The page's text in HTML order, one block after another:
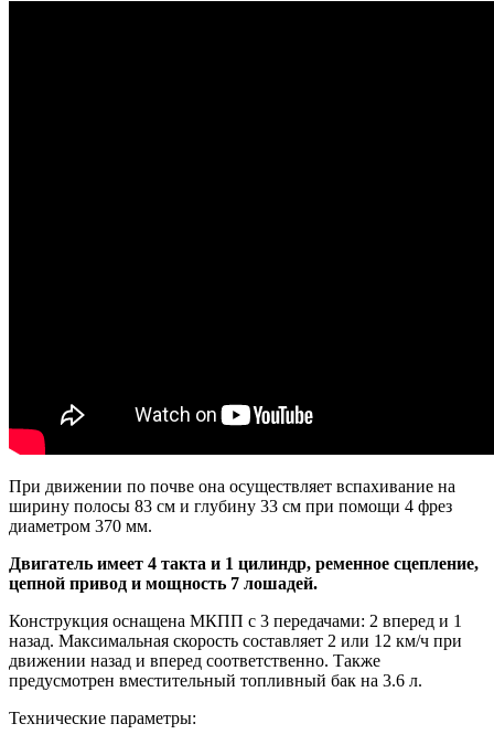
При движении по почве она осуществляет вспахивание на
ширину полосы 83 см и глубину 33 см при помощи 4 фрез
диаметром 370 мм.
Двигатель имеет 4 такта и 1 цилиндр, ременное сцепление,
цепной привод и мощность 7 лошадей.
Конструкция оснащена МКПП с 3 передачами: 2 вперед и 1
назад. Максимальная скорость составляет 2 или 12 км/ч при
движении назад и вперед соответственно. Также
предусмотрен вместительный топливный бак на 3.6 л.
Технические параметры: